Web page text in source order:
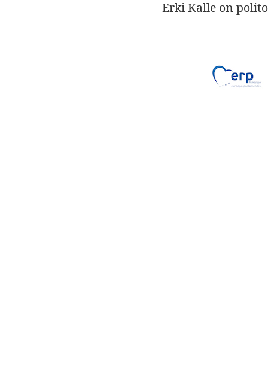
Erki Kalle on